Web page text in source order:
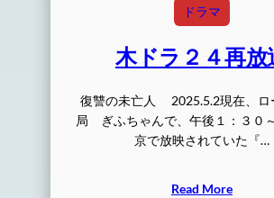
ドラマ
木ドラ２４再放
復讐の未亡人 2025.5.2現在、ロ
局 ぎふちゃんで、午後１：３０
京で放映されていた『…
Read More